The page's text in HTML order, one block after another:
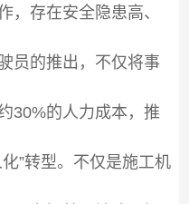
，存在安全隐患高、
员的推出，不仅将事
30%的人力成本，推
”转型。不仅是施工机